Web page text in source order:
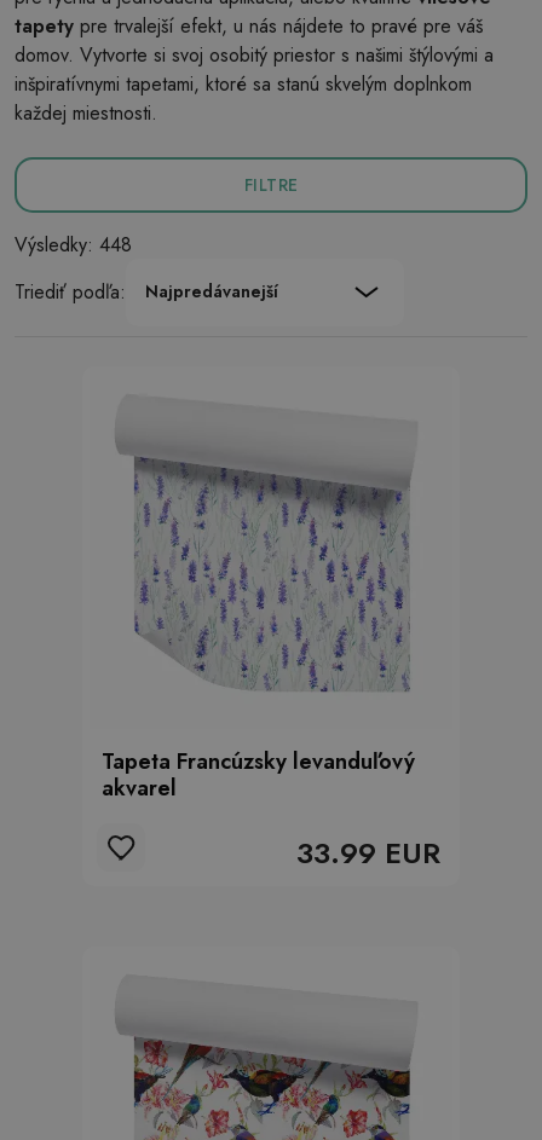
tapety pre trvalejší efekt, u nás nájdete to pravé pre váš
domov. Vytvorte si svoj osobitý priestor s našimi štýlovými a
inšpiratívnymi tapetami, ktoré sa stanú skvelým doplnkom
každej miestnosti.
FILTRE
Výsledky: 448
Triediť podľa:
Najpredávanejší
Tapeta Francúzsky levanduľový
akvarel
33.99 EUR